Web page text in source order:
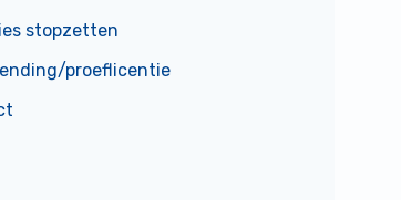
stopzetten
proeflicentie